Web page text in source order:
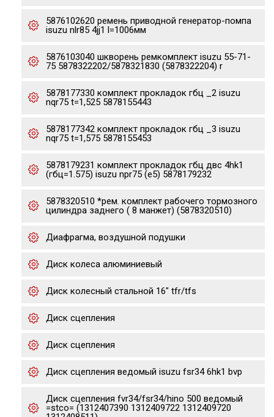
5876102620 ремень приводной генератор-помпа
isuzu nlr85 4jj1 l=1006мм
5876103040 шкворень ремкомплект isuzu 55-71-
75 5878322202/5878321830 (5878322204) r
5878177330 комплект прокладок гбц _2 isuzu
nqr75 t=1,525 5878155443
5878177342 комплект прокладок гбц _3 isuzu
nqr75 t=1,575 5878155453
5878179231 комплект прокладок гбц двс 4hk1
(гбц=1.575) isuzu npr75 (e5) 5878179232
5878320510 *рем. комплект рабочего тормозного
цилиндра заднего ( 8 манжет) (5878320510)
Диафрагма, воздушной подушки
Диск колеса алюминиевый
Диск колесный стальной 16" tfr/tfs
Диск сцепления
Диск сцепления
Диск сцепления ведомый isuzu fsr34 6hk1 bvp
Диск сцепления fvr34/fsr34/hino 500 ведомый
=stco= (1312407390 1312409722 1312409720